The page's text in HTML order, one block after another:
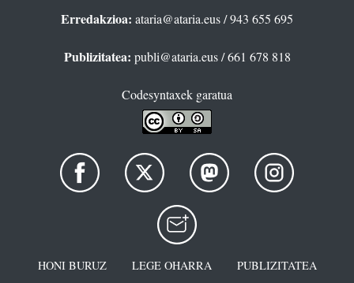
Erredakzioa: ataria@ataria.eus/ 943 655 695
Publizitatea: publi@ataria.eus/ 661 678 818
Codesyntaxek garatua
HONI BURUZ LEGE OHARRA
PUBLIZITATEA